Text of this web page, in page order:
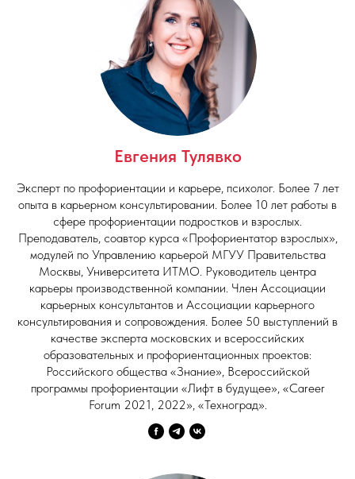
Евгения Тулявко
Эксперт по профориентации и карьере, психолог. Более 7 лет
опыта в карьерном консультировании. Более 10 лет работы в
сфере профориентации подростков и взрослых.
Преподаватель, соавтор курса «Профориентатор взрослых»,
модулей по Управлению карьерой МГУУ Правительства
Москвы, Университета ИТМО. Руководитель центра
карьеры производственной компании. Член Ассоциации
карьерных консультантов и Ассоциации карьерного
консультирования и сопровождения. Более 50 выступлений в
качестве эксперта московских и всероссийских
образовательных и профориентационных проектов:
Российского общества «Знание», Всероссийской
программы профориентации «Лифт в будущее», «Career
Forum 2021, 2022», «Техноград».